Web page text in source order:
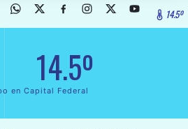
por Ordenanza NÂº 6236/19 del14.5º
14.5º
en Capital Federal